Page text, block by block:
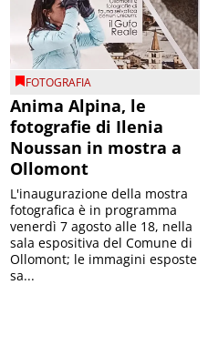
FOTOGRAFIA
Anima Alpina, le
fotografie di Ilenia
Noussan in mostra a
Ollomont
L'inaugurazione della mostra
fotografica è in programma
venerdì 7 agosto alle 18, nella
sala espositiva del Comune di
Ollomont; le immagini esposte
sa...